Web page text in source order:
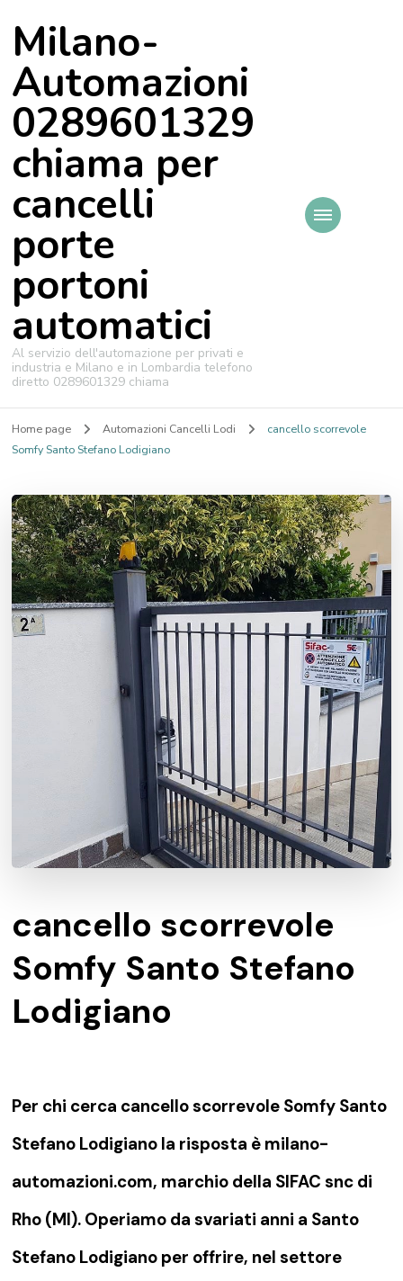
Milano-
Automazioni
0289601329
chiama per
cancelli
porte
portoni
automatici
Al servizio dell'automazione per privati e
industria e Milano e in Lombardia telefono
diretto 0289601329 chiama
Home page Automazioni Cancelli Lodi
cancello scorrevole
Somfy Santo Stefano Lodigiano
cancello scorrevole
Somfy Santo Stefano
Lodigiano
Per chi cerca cancello scorrevole Somfy Santo
Stefano Lodigiano la risposta è milano-
automazioni.com, marchio della SIFAC snc di
Rho (MI). Operiamo da svariati anni a Santo
Stefano Lodigiano per offrire, nel settore